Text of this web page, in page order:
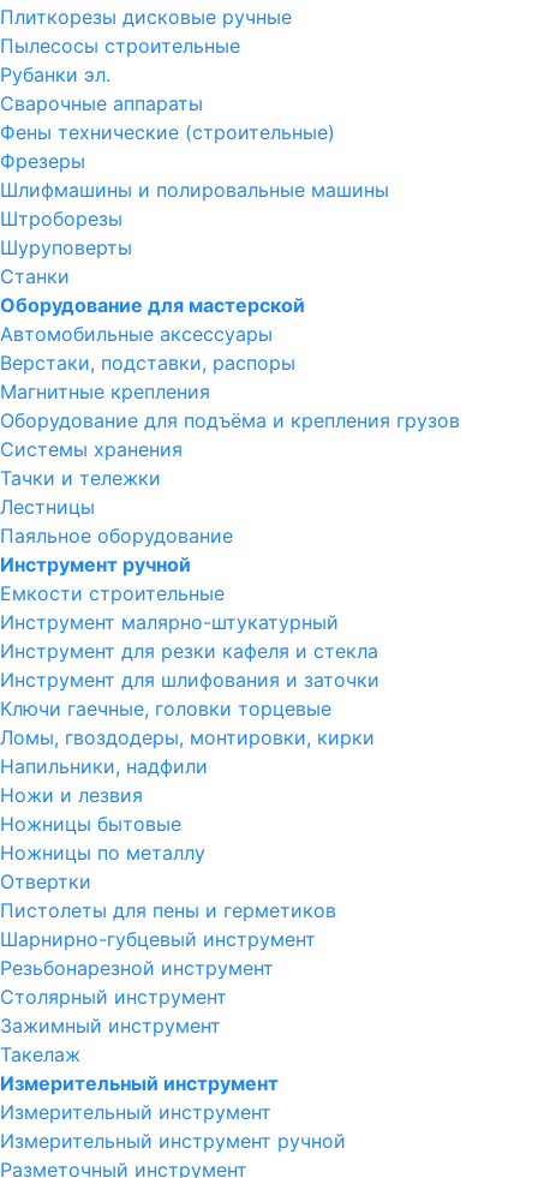
Плиткорезы дисковые ручные
Пылесосы строительные
Рубанки эл.
Сварочные аппараты
Фены технические (строительные)
Фрезеры
Шлифмашины и полировальные машины
Штроборезы
Шуруповерты
Станки
Оборудование для мастерской
Автомобильные аксессуары
Верстаки, подставки, распоры
Магнитные крепления
Оборудование для подъёма и крепления грузов
Системы хранения
Тачки и тележки
Лестницы
Паяльное оборудование
Инструмент ручной
Емкости строительные
Инструмент малярно-штукатурный
Инструмент для резки кафеля и стекла
Инструмент для шлифования и заточки
Ключи гаечные, головки торцевые
Ломы, гвоздодеры, монтировки, кирки
Напильники, надфили
Ножи и лезвия
Ножницы бытовые
Ножницы по металлу
Отвертки
Пистолеты для пены и герметиков
Шарнирно-губцевый инструмент
Резьбонарезной инструмент
Столярный инструмент
Зажимный инструмент
Такелаж
Измерительный инструмент
Измерительный инструмент
Измерительный инструмент ручной
Разметочный инструмент